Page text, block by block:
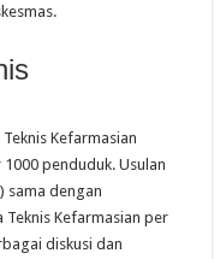
Kefarmasian
penduduk. Usulan
sama dengan
Teknis Kefarmasian per
diskusi dan